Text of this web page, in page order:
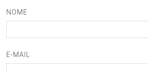
NOME
E-MAIL